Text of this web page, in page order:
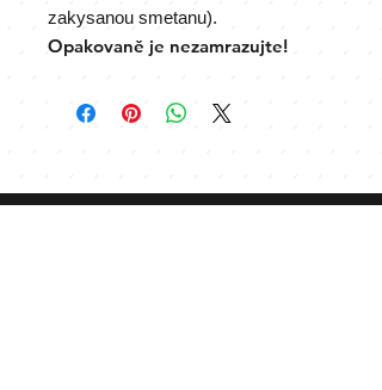
zakysanou smetanu).
Opakovaně je nezamrazujte!